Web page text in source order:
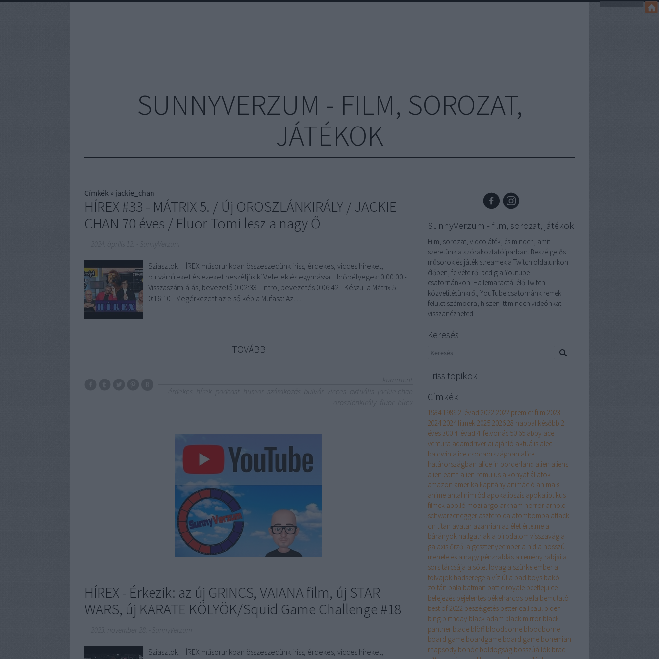
SUNNYVERZUM - FILM, SOROZAT,
JÁTÉKOK
Címkék » jackie_chan
HÍREX #33 - MÁTRIX 5. / Új OROSZLÁNKIRÁLY / JACKIE
CHAN 70 éves / Fluor Tomi lesz a nagy Ő
Sziasztok! HÍREX műsorunkban összeszedünk friss, érdekes, vicces híreket,
bulvárhíreket és ezeket beszéljük ki Veletek és egymással. Időbélyegek: 0:00:00 -
Visszaszámlálás, bevezető 0:02:33 - Intro, bevezetés 0:06:42 - Készül a Mátrix 5.
0:16:10 - Megérkezett az első kép a Mufasa: Az…
TOVÁBB
HÍREX - Érkezik: az új GRINCS, VAIANA film, új STAR
WARS, új KARATE KÖLYÖK/Squid Game Challenge #18
Sziasztok! HÍREX műsorunkban összeszedünk friss, érdekes, vicces híreket,
SunnyVerzum - film, sorozat, játékok
Film, sorozat, videojáték, és minden, amit
szeretünk a szórakoztatóiparban. Beszélgetős
műsorok és játék streamek a Twitch oldalunkon
élőben, felvételről pedig a Youtube
csatornánkon. Ha lemaradtál élő Twitch
közvetítésünkről, YouTube csatornánk remek
felület számodra, hiszen itt minden videónkat
visszanézheted.
Keresés
Friss topikok
Címkék
1984 1989 2. évad 2022 2022 premier film 2023
2024 2024 filmek 2025 2026 28 nappal később 2
éves300 4. évad 4. felvonás 50 65 abby ace
ventura adamdriver ai ajánló aktuális alec
baldwin alice csodaországban alice
határországban alice in borderland alien aliens
alien earth alien romulus alkonyat állatok
amazon amerika kapitány animáció animals
anime antal nimród apokalipszis apokaliptikus
filmek apolló mozi argo arkham horror arnold
schwarzenegger aszteroida atombomba attack
on titan avatar azahriah az élet értelme a
bárányok hallgatnak a birodalom visszavág a
galaxis őrzői a gesztenyeember a híd a hosszú
menetelés a nagy pénzrablás a remény rabjai a
sors tárcsája a sötét lovag a szürke ember a
tolvajok hadserege a víz útja bad boys bakó
zoltán bala batman battle royale beetlejuice
befejezés bejelentés békeharcos bella bemutató
best of 2022 beszélgetés better call saul biden
bing birthday black adam black mirror black
panther blade blöff bloodborne bloodborne
board game boardgame board game bohemian
rhapsody bohóc boldogság bosszúállók brad